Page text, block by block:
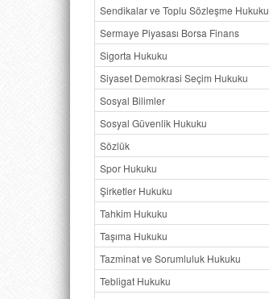
Sendikalar ve Toplu Sözleşme Hukuku
Sermaye Piyasası Borsa Finans
Sigorta Hukuku
Siyaset Demokrasi Seçim Hukuku
Sosyal Bilimler
Sosyal Güvenlik Hukuku
Sözlük
Spor Hukuku
Şirketler Hukuku
Tahkim Hukuku
Taşıma Hukuku
Tazminat ve Sorumluluk Hukuku
Tebligat Hukuku